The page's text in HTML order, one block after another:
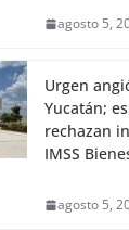
agosto 5,
Urgen
Yucatán;
rechazan
IMSS
agosto 5,